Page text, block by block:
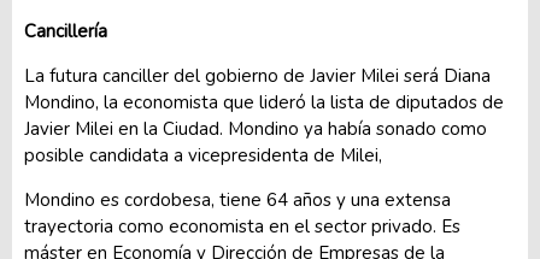
Cancillería
La futura canciller del gobierno de Javier Milei será Diana
Mondino, la economista que lideró la lista de diputados de
Javier Milei en la Ciudad. Mondino ya había sonado como
posible candidata a vicepresidenta de Milei,
Mondino es cordobesa, tiene 64 años y una extensa
trayectoria como economista en el sector privado. Es
máster en Economía y Dirección de Empresas de la